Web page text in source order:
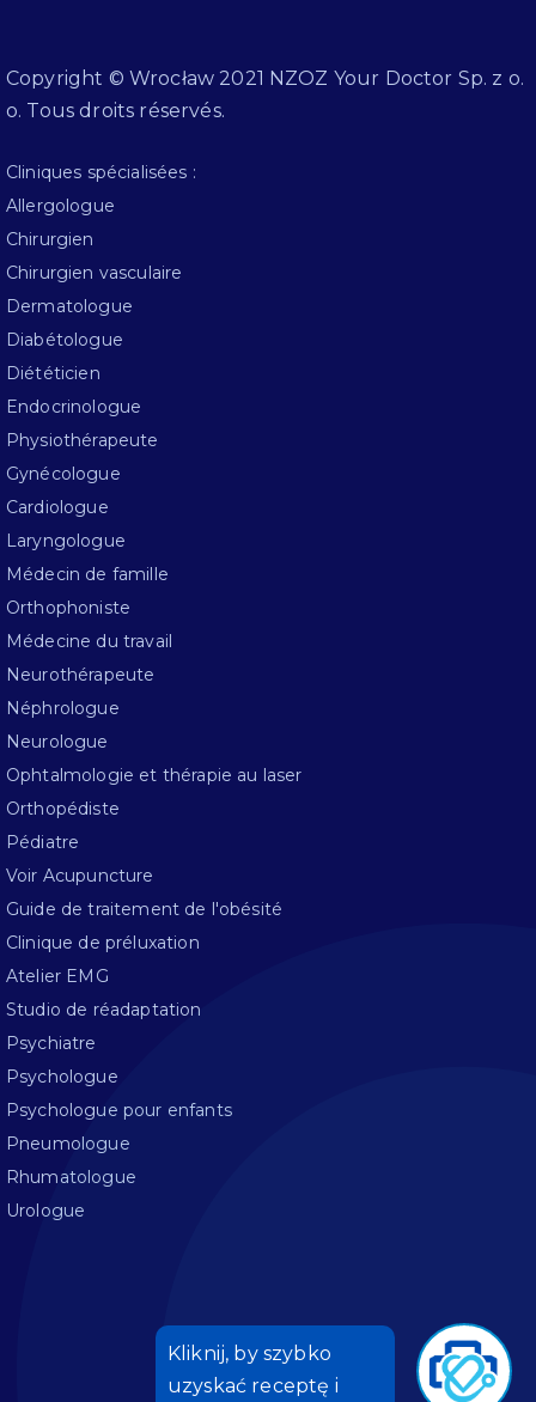
Copyright © Wrocław 2021 NZOZ Your Doctor Sp. z o.
o. Tous droits réservés.
Cliniques spécialisées :
Allergologue
Chirurgien
Chirurgien vasculaire
Dermatologue
Diabétologue
Diététicien
Endocrinologue
Physiothérapeute
Gynécologue
Cardiologue
Laryngologue
Médecin de famille
Orthophoniste
Médecine du travail
Neurothérapeute
Néphrologue
Neurologue
Ophtalmologie et thérapie au laser
Orthopédiste
Pédiatre
Voir Acupuncture
Guide de traitement de l'obésité
Clinique de préluxation
Atelier EMG
Studio de réadaptation
Psychiatre
Psychologue
Psychologue pour enfants
Pneumologue
Rhumatologue
Urologue